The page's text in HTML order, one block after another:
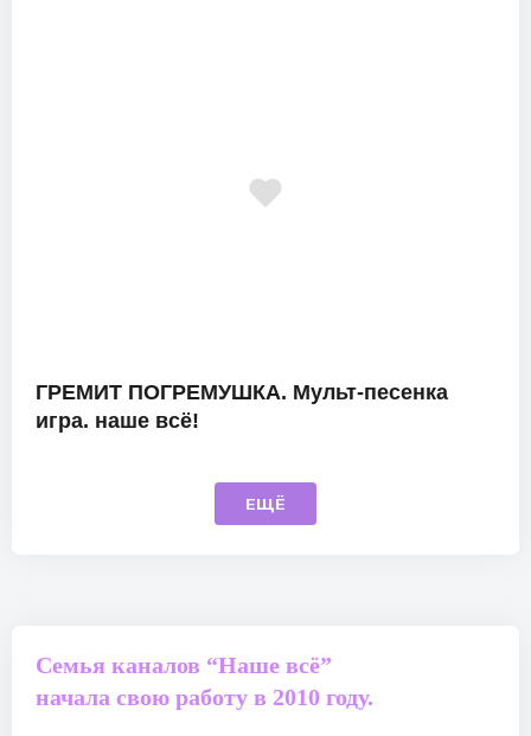
ГРЕМИТ ПОГРЕМУШКА. Мульт-песенка
игра. наше всё!
ЕЩЁ
Семья каналов “Наше всё”
начала свою работу в 2010 году.